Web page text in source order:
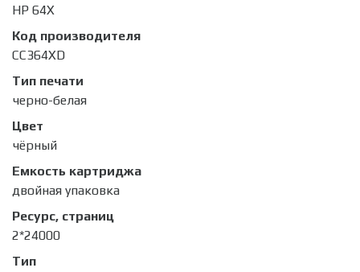
HP 64X
Код производителя
CC364XD
Тип печати
черно-белая
Цвет
чёрный
Емкость картриджа
двойная упаковка
Ресурс, страниц
2*24000
Тип